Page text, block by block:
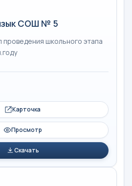
СОШ № 5
проведения школьного этапа
Карточка
Просмотр
Скачать